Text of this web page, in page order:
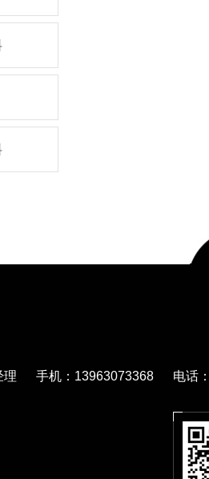
理 手机：13963073368 电话